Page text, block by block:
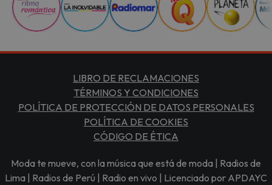
LIBRO DE RECLAMACIONES
TÉRMINOS Y CONDICIONES
POLÍTICA DE PROTECCIÓN DE DATOS PERSONALES
POLÍTICA DE COOKIES
CÓDIGO DE ÉTICA
Moda te mueve, con la música que está de moda | Radios de
Lima | Radios de Perú | Radio en vivo | Licenciado por APDAYC